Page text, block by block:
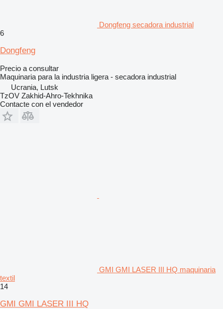
Dongfeng secadora industrial
6
Dongfeng
Precio a consultar
Maquinaria para la industria ligera - secadora industrial
Ucrania, Lutsk
TzOV Zakhid-Ahro-Tekhnika
Contacte con el vendedor
GMI GMI LASER III HQ maquinaria
textil
14
GMI GMI LASER III HQ